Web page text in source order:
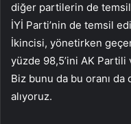
diğer partilerin de temsil
İYİ Parti’nin de temsil
İkincisi, yönetirken
yüzde 98,5’ini AK
Biz bunu da bu oranı da
alıyoruz.